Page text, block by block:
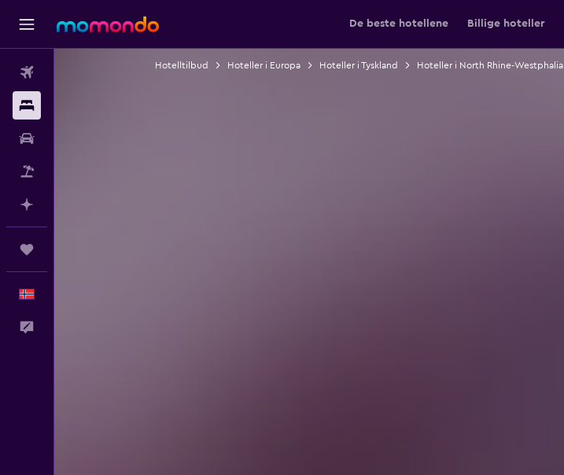
De beste hotellene Billige hoteller
Hotelltilbud Hoteller i Europa Hoteller i Tyskland Hoteller i North Rhine-Westphalia